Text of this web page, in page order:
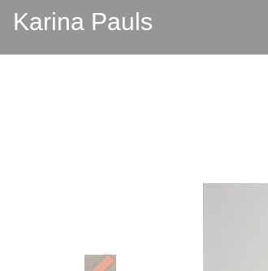
Karina Pauls